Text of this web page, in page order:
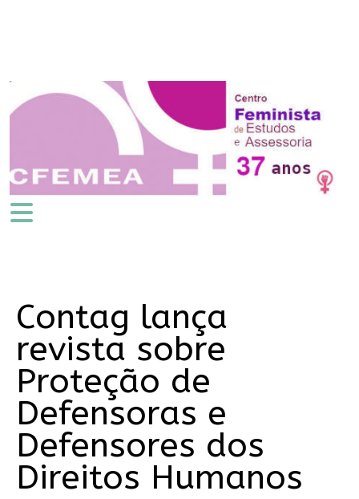
Contag lança
revista sobre
Proteção de
Defensoras e
Defensores dos
Direitos Humanos